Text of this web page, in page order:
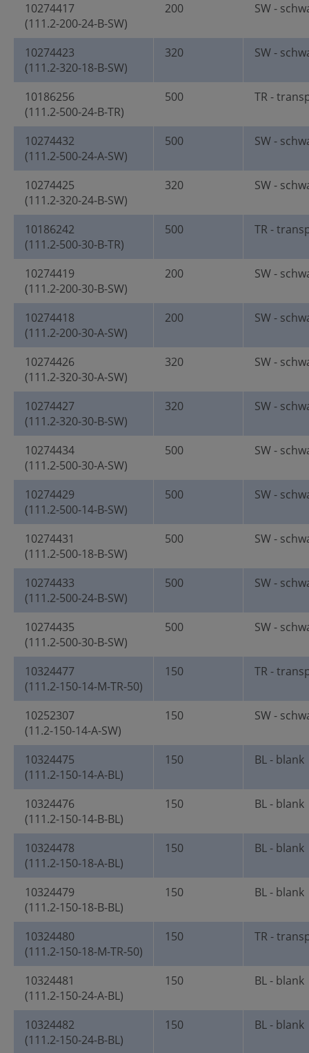
10274417
(111.2-200-24-B-SW)
200 SW -
10274423
(111.2-320-18-B-SW)
320 SW -
10186256
(111.2-500-24-B-TR)
500 TR -
10274432
(111.2-500-24-A-SW)
500 SW -
10274425
(111.2-320-24-B-SW)
320 SW -
10186242
(111.2-500-30-B-TR)
500 TR -
10274419
(111.2-200-30-B-SW)
200 SW -
10274418
(111.2-200-30-A-SW)
200 SW -
10274426
(111.2-320-30-A-SW)
320 SW -
10274427
(111.2-320-30-B-SW)
320 SW -
10274434
(111.2-500-30-A-SW)
500 SW -
10274429
(111.2-500-14-B-SW)
500 SW -
10274431
(111.2-500-18-B-SW)
500 SW -
10274433
(111.2-500-24-B-SW)
500 SW -
10274435
(111.2-500-30-B-SW)
500 SW -
10324477
(111.2-150-14-M-TR-50)
150 TR -
10252307
(11.2-150-14-A-SW)
150 SW -
10324475
(111.2-150-14-A-BL)
150 BL - blank
10324476
(111.2-150-14-B-BL)
150 BL - blank
10324478
(111.2-150-18-A-BL)
150 BL - blank
10324479
(111.2-150-18-B-BL)
150 BL - blank
10324480
(111.2-150-18-M-TR-50)
150 TR -
10324481
(111.2-150-24-A-BL)
150 BL - blank
10324482
(111.2-150-24-B-BL)
150 BL - blank